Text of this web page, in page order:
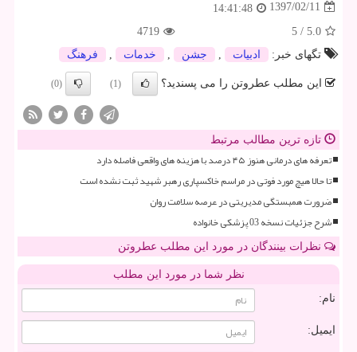
1397/02/11
14:41:48
5.0
/
5
4719
تگهای خبر:
ادبیات جشن خدمات فرهنگ
این مطلب عطروتن را می پسندید؟ (1)
(0)
تازه ترین مطالب مرتبط
تعرفه های درمانی هنوز ۴۵ درصد با هزینه های واقعی فاصله دارد
تا حالا هیچ مورد فوتی در مراسم خاکسپاری رهبر شهید ثبت نشده است
ضرورت همبستگی مدیریتی در عرصه سلامت روان
شرح جزئیات نسخه 03 پزشکی خانواده
نظرات بینندگان در مورد این مطلب عطروتن
نظر شما در مورد این مطلب
نام:
ایمیل: